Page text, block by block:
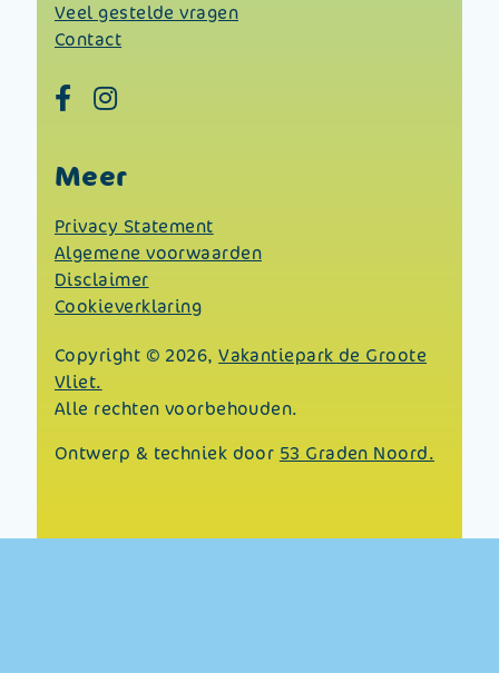
Veel gestelde vragen
Contact
Meer
Privacy Statement
Algemene voorwaarden
Disclaimer
Cookieverklaring
Copyright © 2026,Vakantiepark de Groote
Vliet.
Alle rechten voorbehouden.
Ontwerp & techniek door 53 Graden Noord.